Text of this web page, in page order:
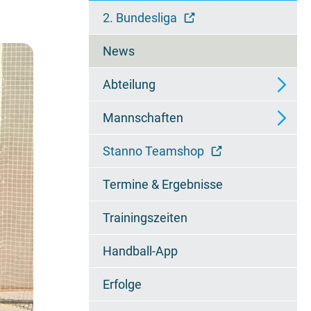
2. Bundesliga
News
Abteilung
Ansprechpartner
Wieselfamilie
Chronik
Jugendzertifikat
Mannschaften
2. Mannschaft - Regionalliga
3. Mannschaft -
Regionsklasse
A1-Jugend - Bundesliga
Stanno Teamshop
Termine & Ergebnisse
Trainingszeiten
Handball-App
Erfolge